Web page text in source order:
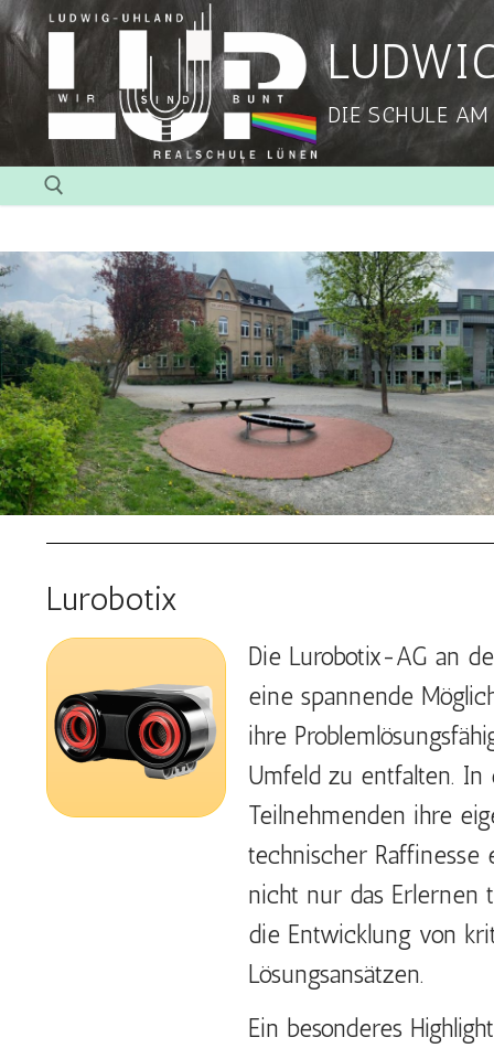
DIE SCHULE AM
Lurobotix
Die Lurobotix-AG an
eine spannende
ihre
Umfeld zu entfalten.
Teilnehmenden ihre
technischer Raffinesse
nicht nur das Erlernen
die Entwicklung von
Lösungsansätzen.
Ein besonderes